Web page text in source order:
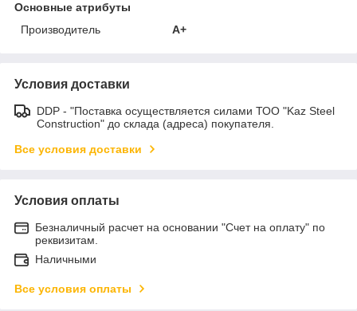
Основные атрибуты
Производитель
A+
Условия доставки
DDP - "Поставка осуществляется силами ТОО "Kaz Steel
Construction" до склада (адреса) покупателя.
Все условия доставки
Условия оплаты
Безналичный расчет на основании "Счет на оплату" по
реквизитам.
Наличными
Все условия оплаты